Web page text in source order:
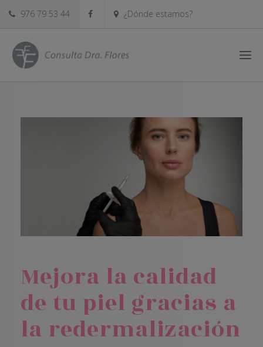
976 79 53 44 ¿Dónde estamos?
Mejora la calidad
de tu piel gracias a
la redermalización